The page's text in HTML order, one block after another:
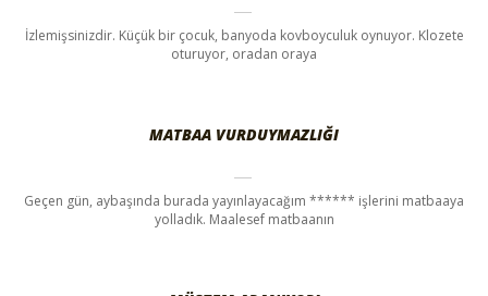
İzlemişsinizdir. Küçük bir çocuk, banyoda kovboyculuk oynuyor. Klozete
oturuyor, oradan oraya
MATBAA VURDUYMAZLIĞI
Geçen gün, aybaşında burada yayınlayacağım ****** işlerini matbaaya
yolladık. Maalesef matbaanın